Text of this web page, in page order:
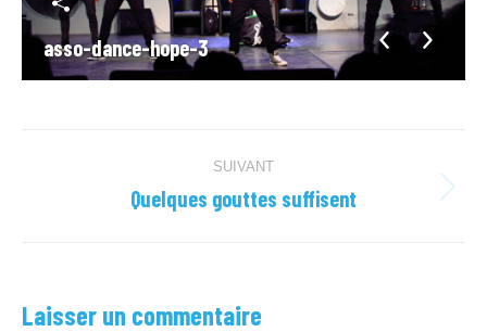
asso-dance-hope-3
Navigation
album
SUIVANT
Album
Quelques gouttes suffisent
Laisser un commentaire